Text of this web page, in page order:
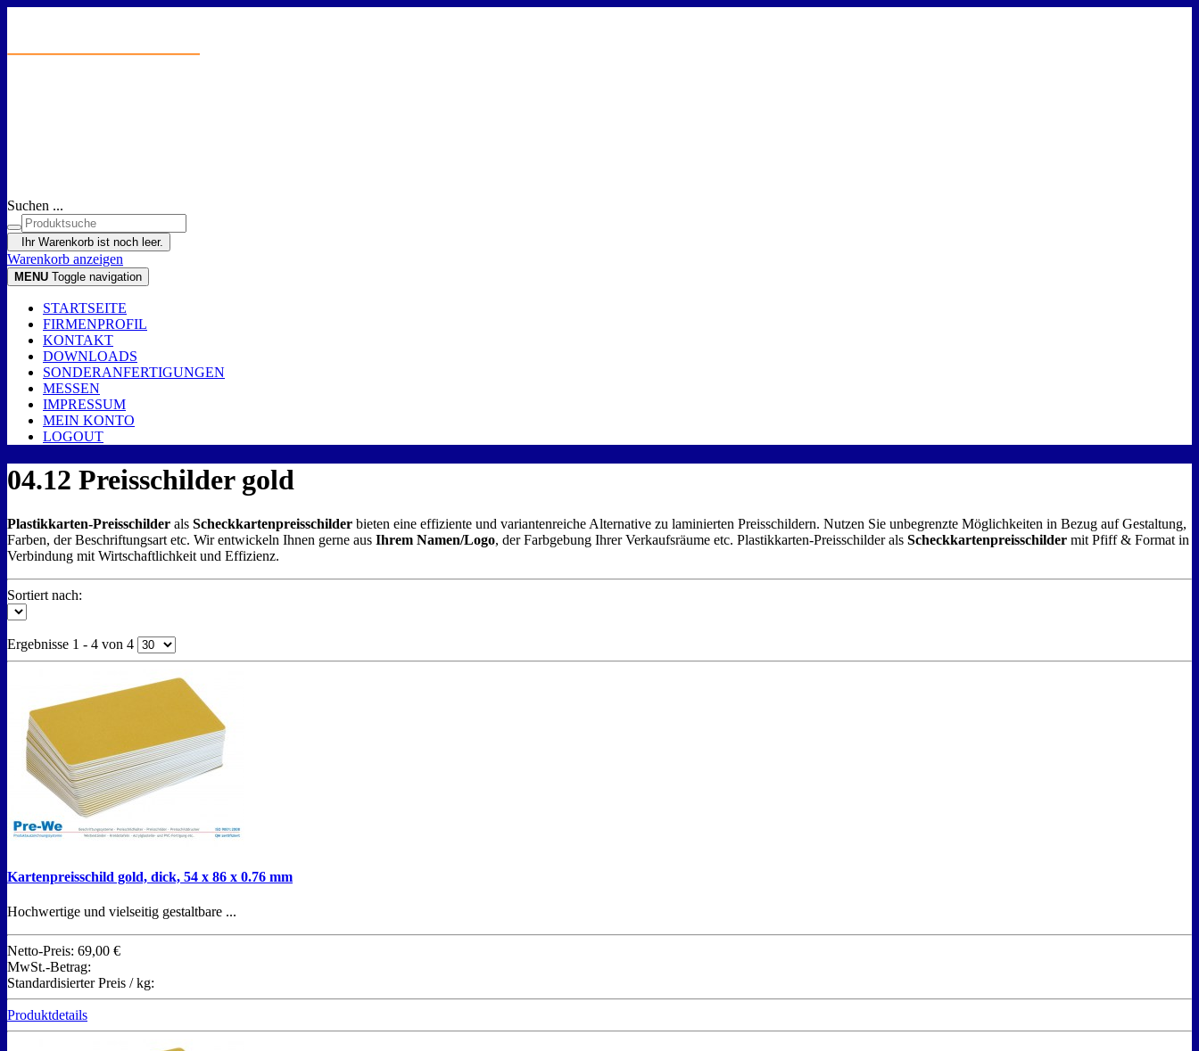
Suchen ...
Ihr Warenkorb ist noch leer.
Warenkorb anzeigen
MENU Toggle navigation
STARTSEITE
FIRMENPROFIL
KONTAKT
DOWNLOADS
SONDERANFERTIGUNGEN
MESSEN
IMPRESSUM
MEIN KONTO
LOGOUT
04.12 Preisschilder gold
Plastikkarten-Preisschilder als Scheckkartenpreisschilder bieten eine effiziente und variantenreiche Alternative zu laminierten Preisschildern. Nutzen Sie unbegrenzte Möglichkeiten in Bezug auf Gestaltung,
Farben, der Beschriftungsart etc. Wir entwickeln Ihnen gerne aus Ihrem Namen/Logo, der Farbgebung Ihrer Verkaufsräume etc. Plastikkarten-Preisschilder als Scheckkartenpreisschilder mit Pfiff & Format in
Verbindung mit Wirtschaftlichkeit und Effizienz.
Sortiert nach:
Ergebnisse 1 - 4 von 4
Kartenpreisschild gold, dick, 54 x 86 x 0.76 mm
Hochwertige und vielseitig gestaltbare ...
Netto-Preis: 69,00 €
MwSt.-Betrag:
Standardisierter Preis / kg:
Produktdetails